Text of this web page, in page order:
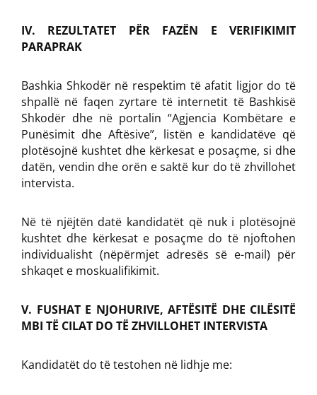
IV. REZULTATET PËR FAZËN E VERIFIKIMIT
PARAPRAK
Bashkia Shkodër në respektim të afatit ligjor do të
shpallë në faqen zyrtare të internetit të Bashkisë
Shkodër dhe në portalin “Agjencia Kombëtare e
Punësimit dhe Aftësive”, listën e kandidatëve që
plotësojnë kushtet dhe kërkesat e posaçme, si dhe
datën, vendin dhe orën e saktë kur do të zhvillohet
intervista.
Në të njëjtën datë kandidatët që nuk i plotësojnë
kushtet dhe kërkesat e posaçme do të njoftohen
individualisht (nëpërmjet adresës së e-mail) për
shkaqet e moskualifikimit.
V. FUSHAT E NJOHURIVE, AFTËSITË DHE CILËSITË
MBI TË CILAT DO TË ZHVILLOHET INTERVISTA
Kandidatët do të testohen në lidhje me: